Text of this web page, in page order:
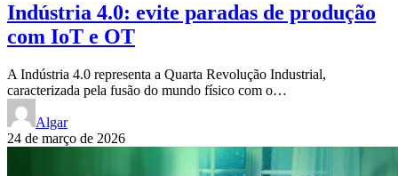
Indústria 4.0: evite paradas de produção
com IoT e OT
A Indústria 4.0 representa a Quarta Revolução Industrial,
caracterizada pela fusão do mundo físico com o…
Algar
24 de março de 2026